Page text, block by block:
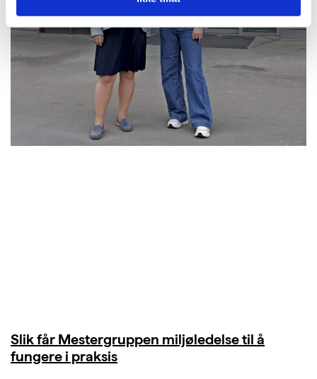
Slik får Mestergruppen miljøledelse til å
fungere i praksis